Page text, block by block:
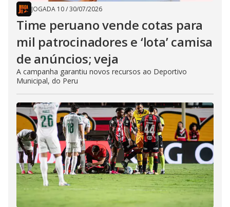
JOGADA 10/30/07/2026
Time peruano vende cotas para
mil patrocinadores e ‘lota’ camisa
de anúncios; veja
A campanha garantiu novos recursos ao Deportivo
Municipal, do Peru